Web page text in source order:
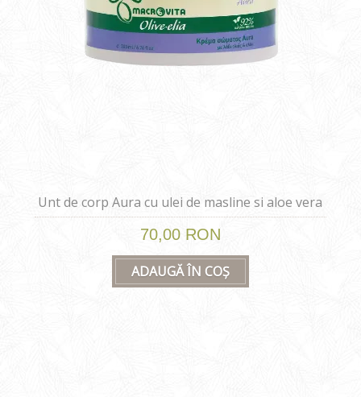
ADAUGĂ ÎN COȘ
Unt de corp Aura cu ulei de masline si aloe vera
200 ml
70,00 RON